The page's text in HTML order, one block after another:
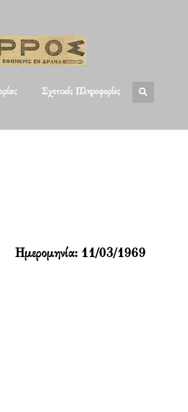
Σχετικές Πληροφορίες
Ημερομηνία: 11/03/1969